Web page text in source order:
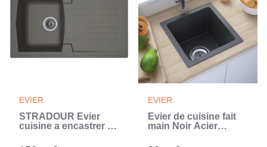
EVIER
STRADOUR Evier
cuisine a encastrer 1
Arena - Résine - 86 x
EVIER
Évier de cuisine fait
main Noir Acier